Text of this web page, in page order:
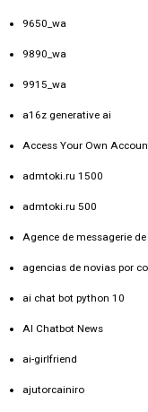
9650_wa
9890_wa
9915_wa
a16z generative ai
Access Your Own
admtoki.ru 1500
admtoki.ru 500
Agence de messagerie
agencias de novias por
ai chat bot python 10
AI Chatbot News
ai-girlfriend
ajutorcainiro